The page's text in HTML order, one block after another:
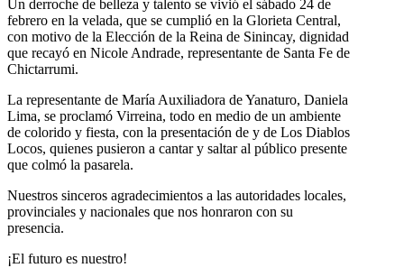
Un derroche de belleza y talento se vivió el sábado 24 de
febrero en la velada, que se cumplió en la Glorieta Central,
con motivo de la Elección de la Reina de Sinincay, dignidad
que recayó en Nicole Andrade, representante de Santa Fe de
Chictarrumi.
La representante de María Auxiliadora de Yanaturo, Daniela
Lima, se proclamó Virreina, todo en medio de un ambiente
de colorido y fiesta, con la presentación de y de Los Diablos
Locos, quienes pusieron a cantar y saltar al público presente
que colmó la pasarela.
Nuestros sinceros agradecimientos a las autoridades locales,
provinciales y nacionales que nos honraron con su
presencia.
¡El futuro es nuestro!